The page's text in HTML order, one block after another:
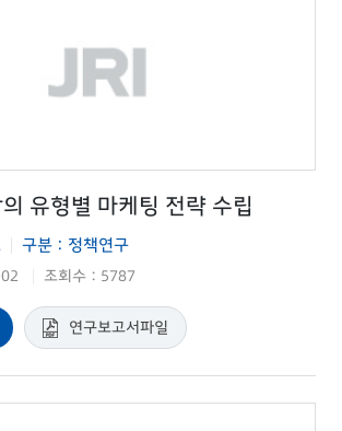
유형별 마케팅 전략 수립
구분 : 정책연구
조회수 : 5787
연구보고서파일